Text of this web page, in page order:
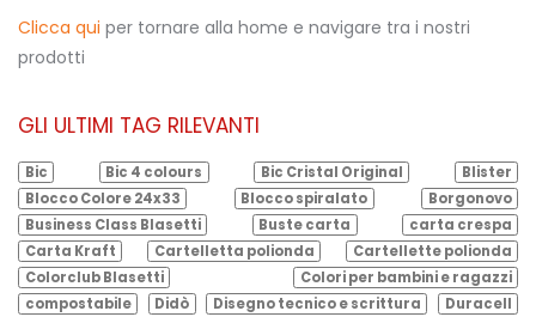
Clicca qui per tornare alla home e navigare tra i nostri
prodotti
GLI ULTIMI TAG RILEVANTI
Bic Bic 4 colours Bic Cristal Original
Blister
Blocco Colore 24x33
Blocco spiralato
Borgonovo
Business Class Blasetti
Buste carta
carta crespa
Carta Kraft
Cartelletta polionda
Cartellette polionda
Colorclub Blasetti
Colori per bambini e ragazzi
compostabile
Didò Disegno tecnico e scrittura
Duracell